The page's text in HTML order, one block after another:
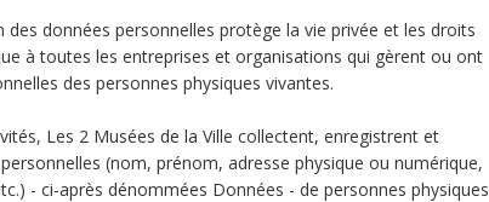
données personnelles protège la vie privée et les droits
à toutes les entreprises et organisations qui gèrent ou ont
des personnes physiques vivantes.
Les 2 Musées de la Ville collectent, enregistrent et
(nom, prénom, adresse physique ou numérique,
- ci-après dénommées Données - de personnes physiques